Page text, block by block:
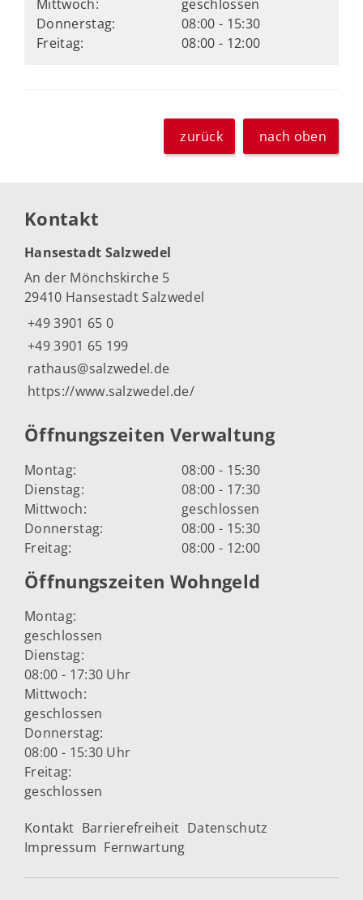
Mittwoch:
geschlossen
Donnerstag:
08:00 - 15:30
Freitag:
08:00 - 12:00
zurück nach oben
Kontakt
Hansestadt Salzwedel
An der Mönchskirche 5
29410 Hansestadt Salzwedel
+49 3901 65 0
+49 3901 65 199
rathaus@salzwedel.de
https://www.salzwedel.de/
Öffnungszeiten Verwaltung
Montag:
08:00 - 15:30
Dienstag:
08:00 - 17:30
Mittwoch:
geschlossen
Donnerstag:
08:00 - 15:30
Freitag:
08:00 - 12:00
Öffnungszeiten Wohngeld
Montag:
geschlossen
Dienstag:
08:00 - 17:30 Uhr
Mittwoch:
geschlossen
Donnerstag:
08:00 - 15:30 Uhr
Freitag:
geschlossen
Kontakt Barrierefreiheit Datenschutz
Impressum Fernwartung